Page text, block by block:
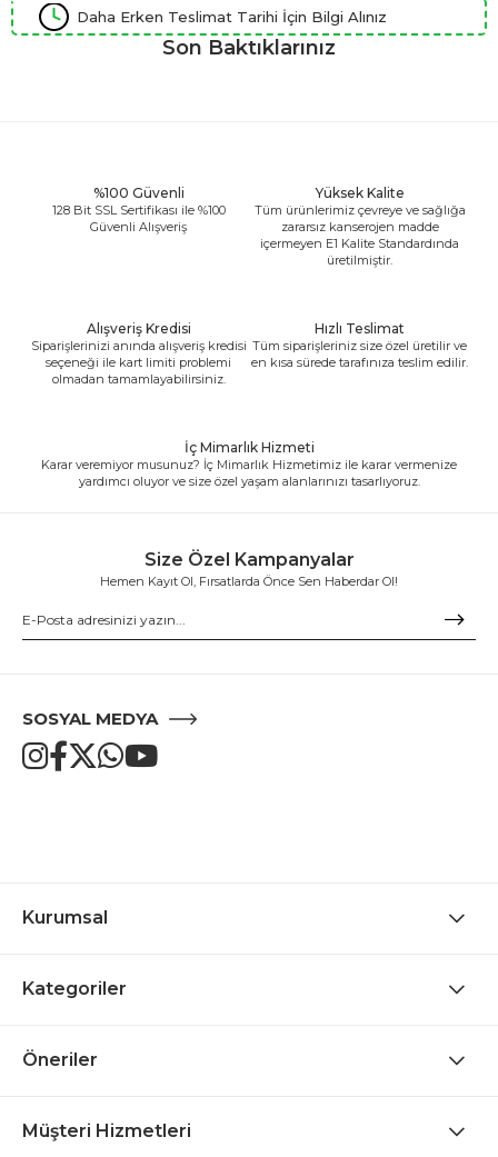
Daha Erken Teslimat Tarihi İçin Bilgi Alınız
Son Baktıklarınız
%100 Güvenli
128 Bit SSL Sertifikası ile %100
Güvenli Alışveriş
Yüksek Kalite
Tüm ürünlerimiz çevreye ve sağlığa
zararsız kanserojen madde
içermeyen E1 Kalite Standardında
üretilmiştir.
Alışveriş Kredisi
Siparişlerinizi anında alışveriş kredisi
seçeneği ile kart limiti problemi
olmadan tamamlayabilirsiniz.
Hızlı Teslimat
Tüm siparişleriniz size özel üretilir ve
en kısa sürede tarafınıza teslim edilir.
İç Mimarlık Hizmeti
Karar veremiyor musunuz? İç Mimarlık Hizmetimiz ile karar vermenize
yardımcı oluyor ve size özel yaşam alanlarınızı tasarlıyoruz.
Size Özel Kampanyalar
Hemen Kayıt Ol, Fırsatlarda Önce Sen Haberdar Ol!
SOSYAL MEDYA
Kurumsal
Kategoriler
Öneriler
Müşteri Hizmetleri